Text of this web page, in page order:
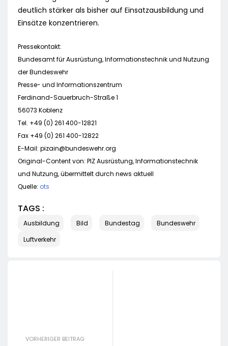
deutlich stärker als bisher auf Einsatzausbildung und
Einsätze konzentrieren.
Pressekontakt:
Bundesamt für Ausrüstung, Informationstechnik und Nutzung
der Bundeswehr
Presse- und Informationszentrum
Ferdinand-Sauerbruch-Straße 1
56073 Koblenz
Tel. +49 (0) 261 400-12821
Fax +49 (0) 261 400-12822
E-Mail: pizain@bundeswehr.org
Original-Content von: PIZ Ausrüstung, Informationstechnik
und Nutzung, übermittelt durch news aktuell
Quelle: ots
TAGS :
Ausbildung Bild Bundestag
Bundeswehr
Luftverkehr
VORHERIGER BEITRAG